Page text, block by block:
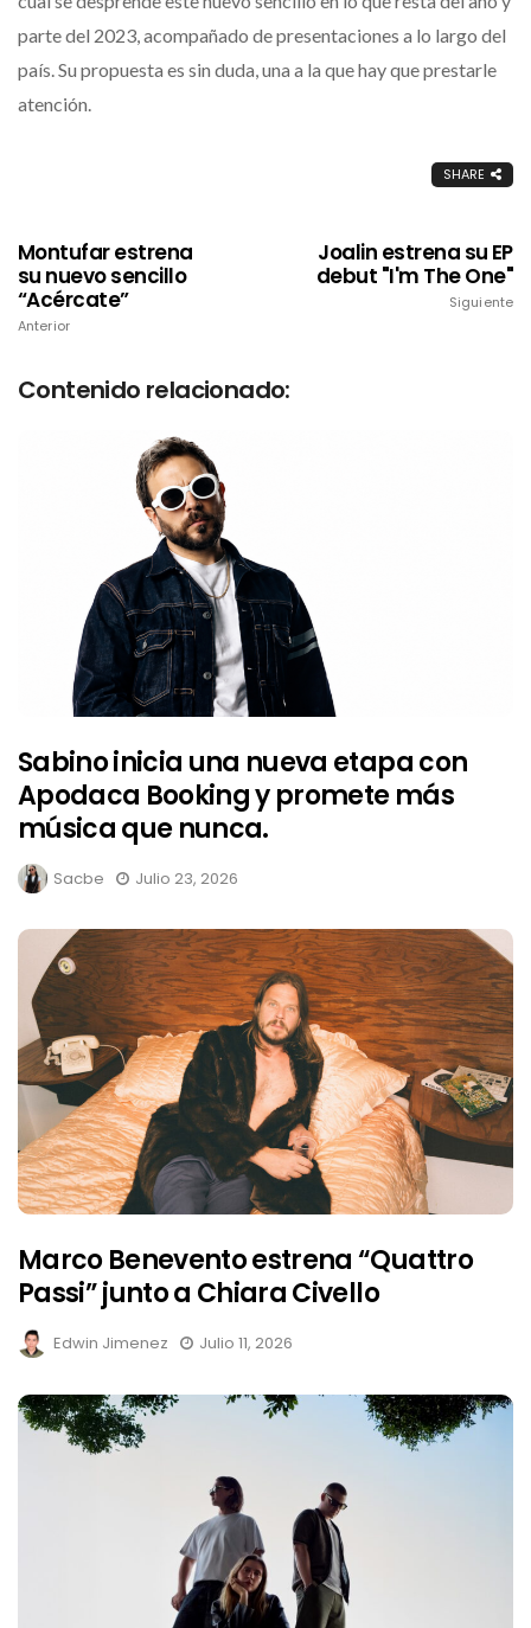
parte del 2023, acompañado de presentaciones a lo largo del
país. Su propuesta es sin duda, una a la que hay que prestarle
atención.
SHARE
Montufar estrena
su nuevo sencillo
“Acércate”
Anterior
Joalin estrena su EP
debut "I'm The One"
Siguiente
Contenido relacionado:
Sabino inicia una nueva etapa con
Apodaca Booking y promete más
música que nunca.
Sacbe Julio 23, 2026
Marco Benevento estrena “Quattro
Passi” junto a Chiara Civello
Edwin Jimenez Julio 11, 2026